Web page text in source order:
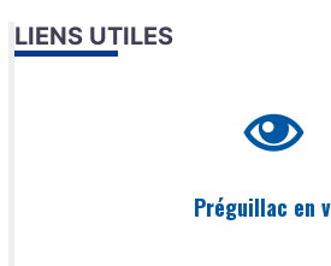
LIENS UTILES
Préguillac en